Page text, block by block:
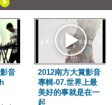
音
2012南方大賞影音
專輯-07.世界上最
美好的事就是在一
起